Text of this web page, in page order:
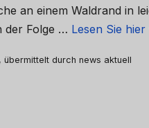
an einem Waldrand in
der Folge … Lesen Sie
übermittelt durch news aktuell